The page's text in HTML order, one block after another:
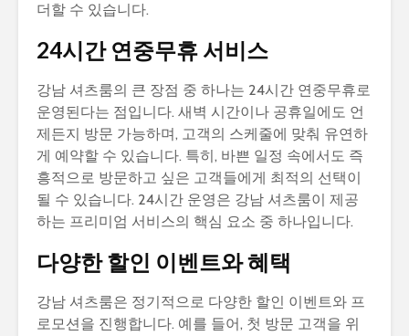
더할 수 있습니다.
24시간 연중무휴 서비스
강남 셔츠룸의 큰 장점 중 하나는 24시간 연중무휴로
운영된다는 점입니다. 새벽 시간이나 공휴일에도 언
제든지 방문 가능하며, 고객의 스케줄에 맞춰 유연하
게 예약할 수 있습니다. 특히, 바쁜 일정 속에서도 즉
흥적으로 방문하고 싶은 고객들에게 최적의 선택이
될 수 있습니다. 24시간 운영은 강남 셔츠룸이 제공
하는 프리미엄 서비스의 핵심 요소 중 하나입니다.
다양한 할인 이벤트와 혜택
강남 셔츠룸은 정기적으로 다양한 할인 이벤트와 프
로모션을 진행합니다. 예를 들어, 첫 방문 고객을 위